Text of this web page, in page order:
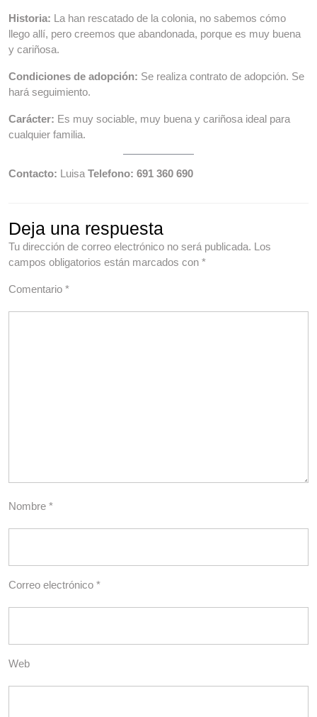
Historia: La han rescatado de la colonia, no sabemos cómo
llego allí, pero creemos que abandonada, porque es muy buena
y cariñosa.
Condiciones de adopción: Se realiza contrato de adopción. Se
hará seguimiento.
Carácter: Es muy sociable, muy buena y cariñosa ideal para
cualquier familia.
Contacto: Luisa Telefono: 691 360 690
Deja una respuesta
Tu dirección de correo electrónico no será publicada. Los
campos obligatorios están marcados con *
Comentario *
Nombre *
Correo electrónico *
Web